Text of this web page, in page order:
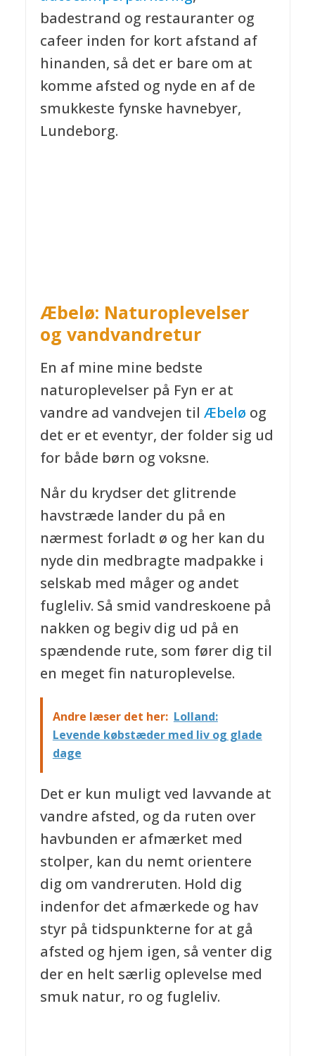
badestrand og restauranter og
cafeer inden for kort afstand af
hinanden, så det er bare om at
komme afsted og nyde en af de
smukkeste fynske havnebyer,
Lundeborg.
Æbelø: Naturoplevelser
og vandvandretur
En af mine mine bedste
naturoplevelser på Fyn er at
vandre ad vandvejen til Æbelø og
det er et eventyr, der folder sig ud
for både børn og voksne.
Når du krydser det glitrende
havstræde lander du på en
nærmest forladt ø og her kan du
nyde din medbragte madpakke i
selskab med måger og andet
fugleliv. Så smid vandreskoene på
nakken og begiv dig ud på en
spændende rute, som fører dig til
en meget fin naturoplevelse.
Andre læser det her: Lolland:
Levende købstæder med liv og glade
dage
Det er kun muligt ved lavvande at
vandre afsted, og da ruten over
havbunden er afmærket med
stolper, kan du nemt orientere
dig om vandreruten. Hold dig
indenfor det afmærkede og hav
styr på tidspunkterne for at gå
afsted og hjem igen, så venter dig
der en helt særlig oplevelse med
smuk natur, ro og fugleliv.